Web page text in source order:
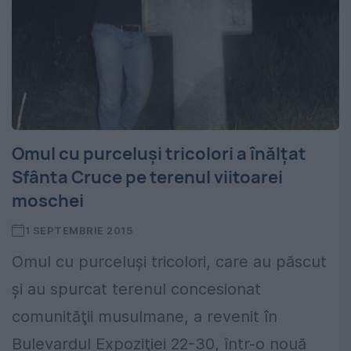
Omul cu purceluşi tricolori a înălţat
Sfânta Cruce pe terenul viitoarei
moschei
1 SEPTEMBRIE 2015
Omul cu purceluşi tricolori, care au păscut
şi au spurcat terenul concesionat
comunităţii musulmane, a revenit în
Bulevardul Expoziţiei 22-30, într-o nouă